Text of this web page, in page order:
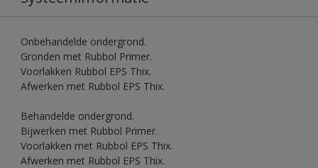
Onbehandelde ondergrond.
Gronden met Rubbol Primer.
Voorlakken Rubbol EPS Thix.
Afwerken met Rubbol EPS Thix.
Behandelde ondergrond.
Bijwerken met Rubbol Primer.
Voorlakken met Rubbol EPS Thix.
Afwerken met Rubbol EPS Thix.